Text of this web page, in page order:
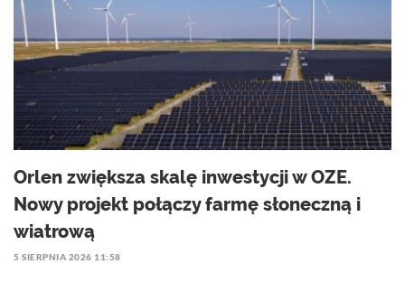
Orlen zwiększa skalę inwestycji w OZE.
Nowy projekt połączy farmę słoneczną i
wiatrową
5 SIERPNIA 2026 11:58